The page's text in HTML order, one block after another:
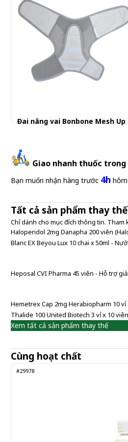
Đai nâng vai Bonbone Mesh Up
Giao nhanh thuốc trong
Bạn muốn nhận hàng trước 4h
Tất cả sản phẩm thay thế
Chỉ dành cho mục đích thông tin.
Haloperidol 2mg Danapha 200 viên
Blanc EX Beyou Lux 10 chai x 50ml -
Heposal CVI Pharma 45 viên - Hỗ trợ
Hemetrex Cap 2mg Herabiopharm 10
Thalide 100 United Biotech 3 vỉ x 10 viên
Xem tất cả sản phẩm thay thế
Cùng hoạt chất
#29978